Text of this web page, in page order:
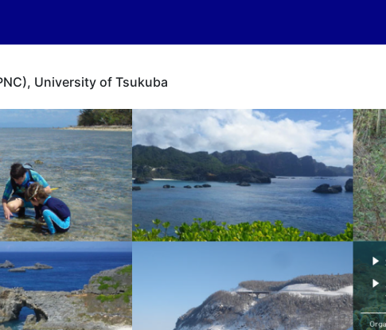
University of Tsukuba